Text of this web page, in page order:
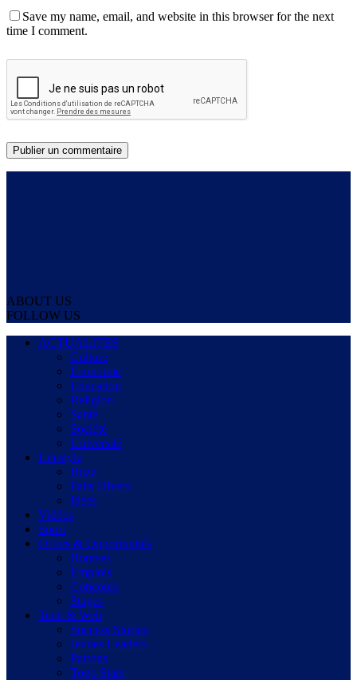
Save my name, email, and website in this browser for the next
time I comment.
ABOUT US
FOLLOW US
ACTUALITES
Culture
Economie
Education
Religion
Santé
Société
Université
Lifestyle
Buzz
Faits Divers
Idées
Vidéos
Sport
Offres & Opportunités
Bourses
Emplois
Concours
Stages
Tech & Web
Success Stories
Jeunes Leaders
Patrons
Togo Stars